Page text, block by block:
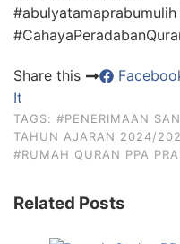
Share this
It
TAGS: #PENERIMAAN
TAHUN AJARAN 2024/
#RUMAH QURAN PPA
Related Posts